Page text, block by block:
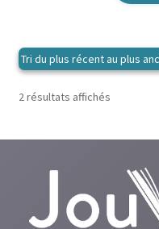
2 résultats affichésTrié